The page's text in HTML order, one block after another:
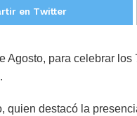
en Twitter
Agosto, para celebrar los
quien destacó la